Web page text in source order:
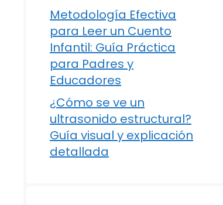
Metodología Efectiva
para Leer un Cuento
Infantil: Guía Práctica
para Padres y
Educadores
¿Cómo se ve un
ultrasonido estructural?
Guía visual y explicación
detallada